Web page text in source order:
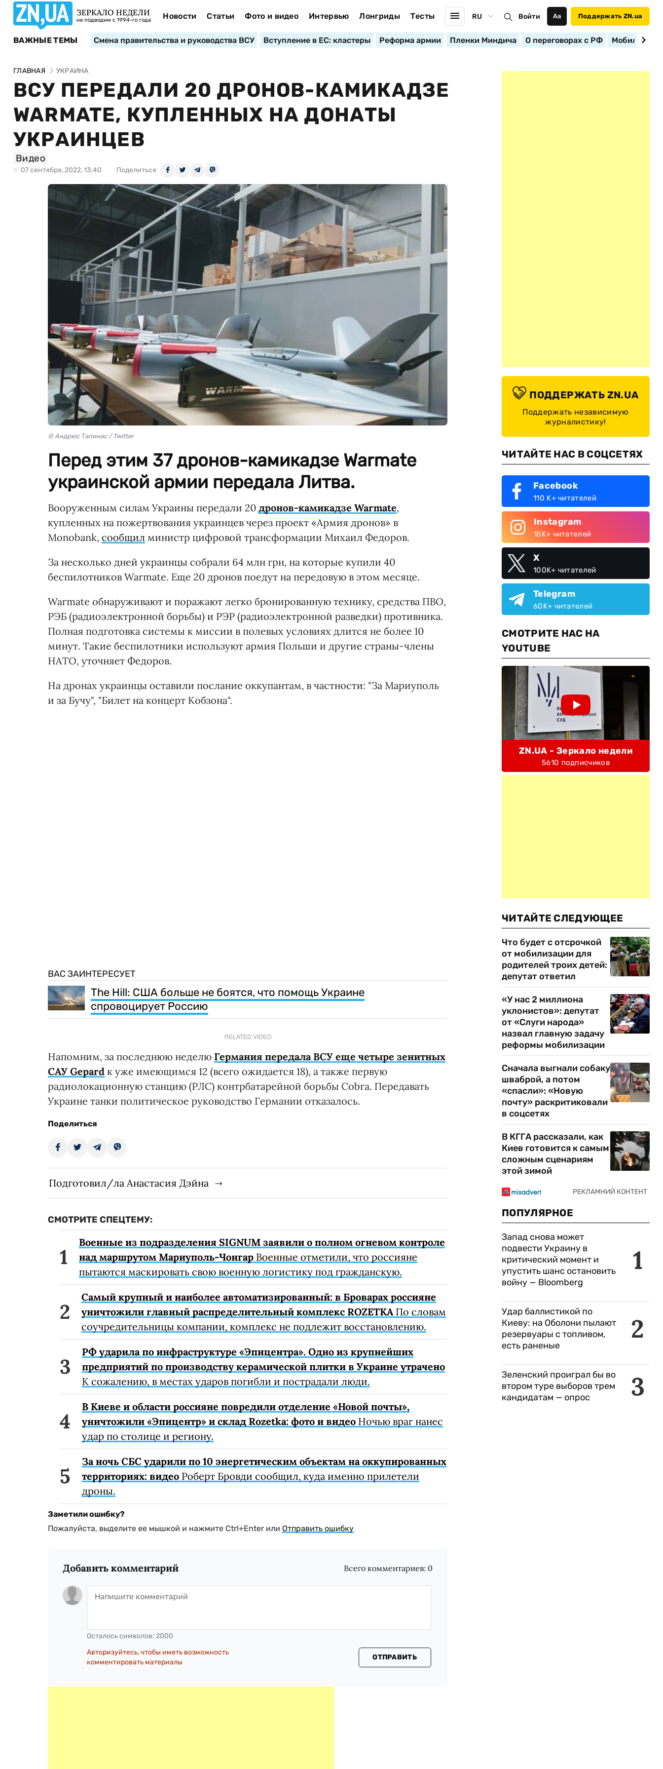
ЗЕРКАЛО НЕДЕЛИ
не подводим с 1994-го года Новости Статьи Фото и видео Интервью Лонгриды Тесты RU Войти Аа Поддержать ZN.ua
ВАЖНЫЕ ТЕМЫ Смена правительства и руководства ВСУ Вступление в ЕС: кластеры Реформа армии Пленки Миндича О переговорах с РФ
ГЛАВНАЯ УКРАИНА
ВСУ ПЕРЕДАЛИ 20 ДРОНОВ-КАМИКАДЗЕ
WARMATE, КУПЛЕННЫХ НА ДОНАТЫ
УКРАИНЦЕВ
Видео
07 сентября, 2022, 13:40 Поделиться
© Андрюс Тапинас / Twitter
Перед этим 37 дронов-камикадзе Warmate
украинской армии передала Литва.
Вооруженным силам Украины передали 20 дронов-камикадзе Warmate,
купленных на пожертвования украинцев через проект «Армия дронов» в
Monobank, сообщил министр цифровой трансформации Михаил Федоров.
За несколько дней украинцы собрали 64 млн грн, на которые купили 40
беспилотников Warmate. Еще 20 дронов поедут на передовую в этом месяце.
Warmate обнаруживают и поражают легко бронированную технику, средства ПВО,
РЭБ (радиоэлектронной борьбы) и РЭР (радиоэлектронной разведки) противника.
Полная подготовка системы к миссии в полевых условиях длится не более 10
минут. Такие беспилотники используют армия Польши и другие страны-члены
НАТО, уточняет Федоров.
На дронах украинцы оставили послание оккупантам, в частности: "За Мариуполь
и за Бучу", "Билет на концерт Кобзона".
ВАС ЗАИНТЕРЕСУЕТ
The Hill: США больше не боятся, что помощь Украине
спровоцирует Россию
RELATED VIDEO
Напомним, за последнюю неделю Германия передала ВСУ еще четыре зенитных
САУ Gepard к уже имеющимся 12 (всего ожидается 18), а также первую
радиолокационную станцию (РЛС) контрбатарейной борьбы Cobra. Передавать
Украине танки политическое руководство Германии отказалось.
Поделиться
Подготовил/ла Анастасия Дэйна
СМОТРИТЕ СПЕЦТЕМУ:
Военные из подразделения SIGNUM заявили о полном огневом контроле
над маршрутом Мариуполь-Чонгар Военные отметили, что россияне
пытаются маскировать свою военную логистику под гражданскую.
Самый крупный и наиболее автоматизированный: в Броварах россияне
уничтожили главный распределительный комплекс ROZETKAПо словам
соучредительницы компании, комплекс не подлежит восстановлению.
РФ ударила по инфраструктуре «Эпицентра». Одно из крупнейших
предприятий по производству керамической плитки в Украине утрачено
К сожалению, в местах ударов погибли и пострадали люди.
В Киеве и области россияне повредили отделение «Новой почты»,
уничтожили «Эпицентр» и склад Rozetka: фото и видео Ночью враг нанес
удар по столице и региону.
За ночь СБС ударили по 10 энергетическим объектам на оккупированных
территориях: видео Роберт Бровди сообщил, куда именно прилетели
дроны.
Заметили ошибку?
Пожалуйста, выделите ее мышкой и нажмите Ctrl+Enter или Отправить ошибку
Добавить комментарий Всего комментариев: 0
Осталось символов: 2000
Авторизуйтесь, чтобы иметь возможность
комментировать материалы
ОТПРАВИТЬ
ПОДДЕРЖАТЬ ZN.UA
Поддержать независимую
журналистику!
ЧИТАЙТЕ НАС В СОЦСЕТЯХ
Facebook
110 K+ читателей
Instagram
15K+ читателей
X
100K+ читателей
Telegram
60K+ читателей
СМОТРИТЕ НАС НА
YOUTUBE
ZN.UA - Зеркало недели
5610 подписчиков
ЧИТАЙТЕ СЛЕДУЮЩЕЕ
Что будет с отсрочкой
от мобилизации для
родителей троих детей:
депутат ответил
«У нас 2 миллиона
уклонистов»: депутат
от «Слуги народа»
назвал главную задачу
реформы мобилизации
Сначала выгнали собаку
шваброй, а потом
«спасли»: «Новую
почту» раскритиковали
в соцсетях
В КГГА рассказали, как
Киев готовится к самым
сложным сценариям
этой зимой
ПОПУЛЯРНОЕ
1
Запад снова может
подвести Украину в
критический момент и
упустить шанс остановить
войну — Bloomberg
2
Удар баллистикой по
Киеву: на Оболони пылают
резервуары с топливом,
есть раненые
3
Зеленский проиграл бы во
втором туре выборов трем
кандидатам — опрос